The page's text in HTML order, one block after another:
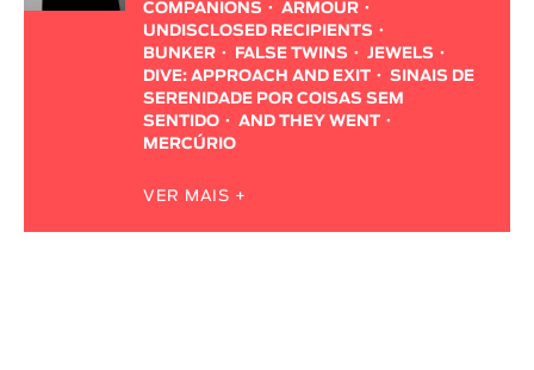
COMPANIONS
ARMOUR
UNDISCLOSED RECIPIENTS
BUNKER
FALSE TWINS
JEWELS
DIVE: APPROACH AND EXIT
SINAIS DE
SERENIDADE POR COISAS SEM
SENTIDO
AND THEY WENT
MERCÚRIO
VER MAIS +